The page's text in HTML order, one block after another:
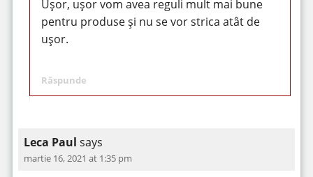
Ușor, ușor vom avea reguli mult mai bune
pentru produse și nu se vor strica atât de
ușor.
Răspunde
Leca Paul says
martie 16, 2021 at 1:35 pm